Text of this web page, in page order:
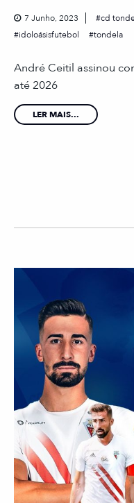
7 Junho, 2023 cd
idoloásisfutebol
tondela
André Ceitil assinou
até 2026
LER MAIS...